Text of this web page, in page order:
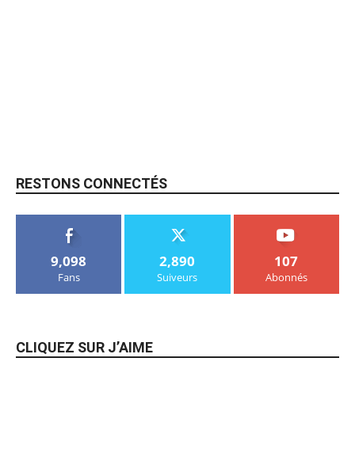
RESTONS CONNECTÉS
9,098
Fans
2,890
Suiveurs
107
Abonnés
CLIQUEZ SUR J’AIME